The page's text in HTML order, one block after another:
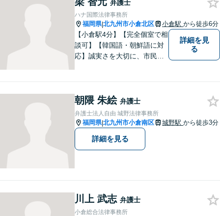
懇切丁寧に対応します！【宅
建士資格あり】
弁護士
ハナ国際法律事務所
福岡県|北九州市小倉北区 小倉駅 から徒歩6分
【小倉駅4分】【完全個室で相
談可】【韓国語・朝鮮語に対
応】誠実さを大切に、市民に
いたします。お困りの方は、
ご相談ください。
詳細を見
る
朝隈 朱絵 弁護士
弁護士法人自由 城野法律事務所
福岡県|北九州市小倉南区 城野駅 から徒歩3分
詳細を見る
川上 武志 弁護士
小倉総合法律事務所